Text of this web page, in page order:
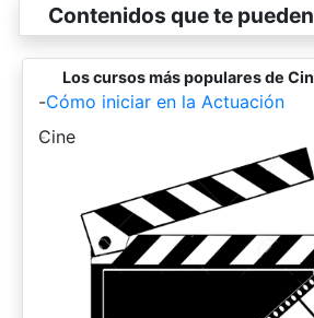
Contenidos que te
Los cursos más populares de
-Cómo iniciar en la Actuación
-
Cine